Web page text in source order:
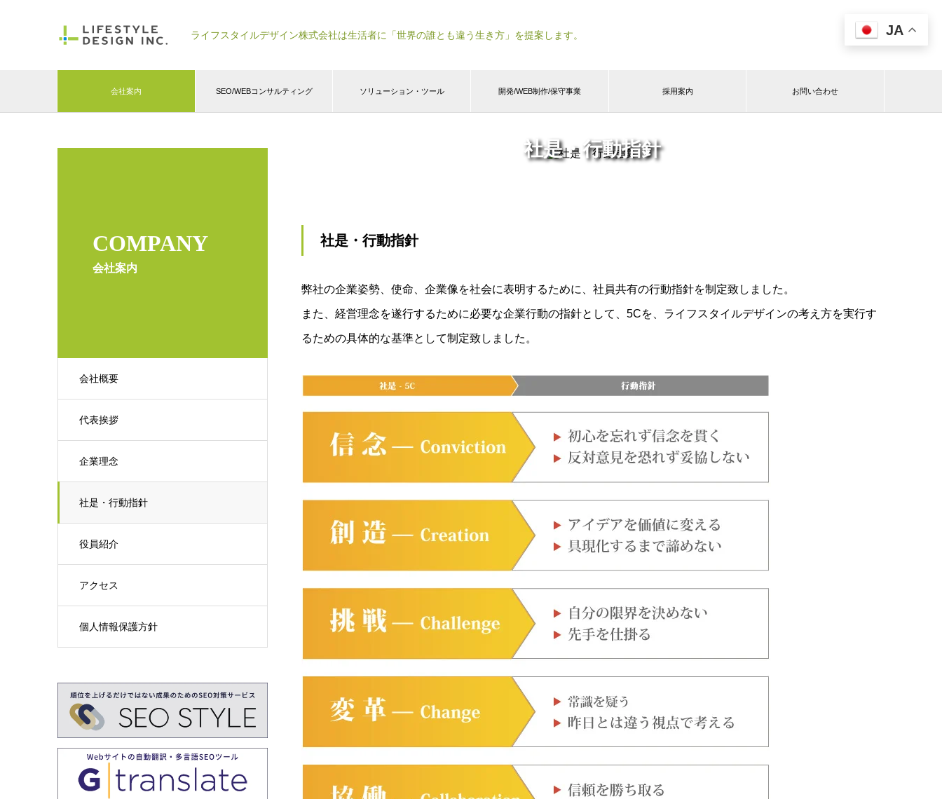
ライフスタイルデザイン株式会社は生活者に「世界の誰とも違う生き方」を提案します。 
会社案内 SEO/WEBコンサルティング ソリューション・ツール 開発/WEB制作/保守事業 採用案内 お問い合わせ
COMPANY
会社案内
会社概要
代表挨拶
企業理念
社是・行動指針
役員紹介
アクセス
個人情報保護方針
社是・行動指針
社是・行動指針
弊社の企業姿勢、使命、企業像を社会に表明するために、社員共有の行動指針を制定致しました。
また、経営理念を遂行するために必要な企業行動の指針として、5Cを、ライフスタイルデザインの考え方を実行す
るための具体的な基準として制定致しました。
JA